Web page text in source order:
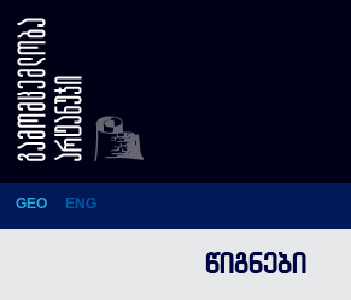
რაჭა
GEO ENG
ᲬᲘᲒᲜᲔᲑᲘ